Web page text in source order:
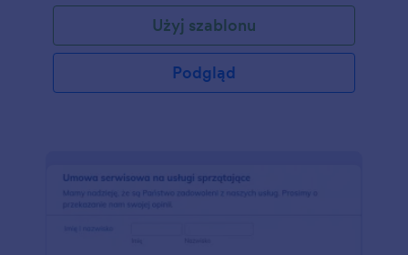
dostosowywalnym narzędziom i widgetom możesz
dostosować ten formularz do swoich potrzeb
dodając własne logo, czcionki, kolory i wstawiając
go na swoją stronę lub używając bezpośrednio.
Użyj szablonu
Podgląd